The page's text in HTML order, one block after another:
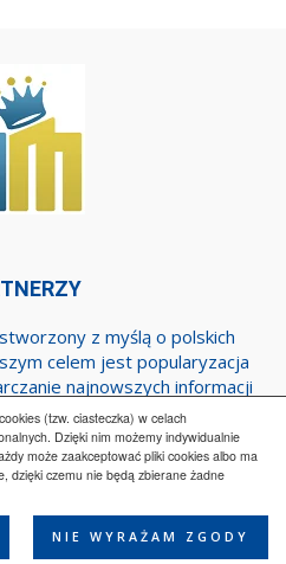
(tzw. ciasteczka) w celach
Dzięki nim możemy indywidualnie
może zaakceptować pliki cookies albo ma
dzięki czemu nie będą zbierane żadne
NIE WYRAŻAM ZGODY
z myślą o polskich
celem jest popularyzacja
najnowszych informacji
Santiago Bernabeu.
Reklama
Polityka prywatności
2025 All Rights Reserved.